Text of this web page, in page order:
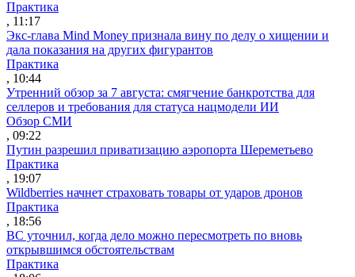
Практика
, 11:17
Экс-глава Mind Money признала вину по делу о хищении и
дала показания на других фигурантов
Практика
, 10:44
Утренний обзор за 7 августа: смягчение банкротства для
селлеров и требования для статуса нацмодели ИИ
Обзор СМИ
, 09:22
Путин разрешил приватизацию аэропорта Шереметьево
Практика
, 19:07
Wildberries начнет страховать товары от ударов дронов
Практика
, 18:56
ВС уточнил, когда дело можно пересмотреть по вновь
открывшимся обстоятельствам
Практика